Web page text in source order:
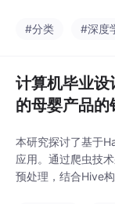
据，实现了个性化
#分类 #深度
计算机毕业
的母婴产品的
本研究探讨了基于
应用。通过爬虫技
预处理，结合Hive